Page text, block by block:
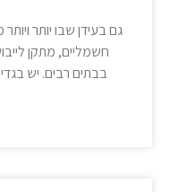
גם בעידן שבו יותר
חשמליים, מתקן
בבתים רבים. יש